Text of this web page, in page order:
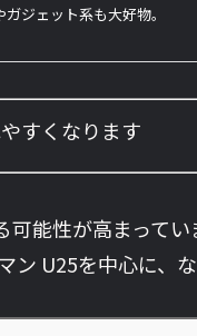
ジェット系も大好物。
すくなります
能性が高まって
U25を中心に、